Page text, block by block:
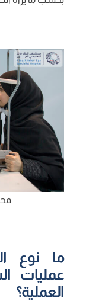
ما نوع
عمليات
العملية؟